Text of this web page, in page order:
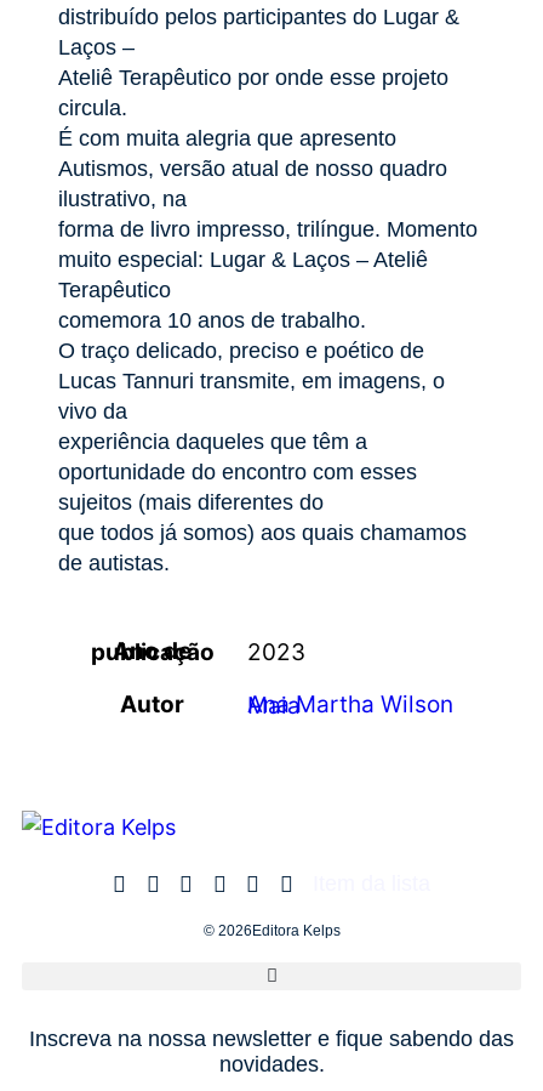
distribuído pelos participantes do Lugar &
Laços –
Ateliê Terapêutico por onde esse projeto
circula.
É com muita alegria que apresento
Autismos, versão atual de nosso quadro
ilustrativo, na
forma de livro impresso, trilíngue. Momento
muito especial: Lugar & Laços – Ateliê
Terapêutico
comemora 10 anos de trabalho.
O traço delicado, preciso e poético de
Lucas Tannuri transmite, em imagens, o
vivo da
experiência daqueles que têm a
oportunidade do encontro com esses
sujeitos (mais diferentes do
que todos já somos) aos quais chamamos
de autistas.
Ano de publicação
2023
Autor
Ana Martha Wilson Maia
© 2026Editora Kelps
Inscreva na nossa newsletter e fique sabendo das
novidades.